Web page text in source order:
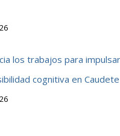
los trabajos para
cognitiva en Caudete